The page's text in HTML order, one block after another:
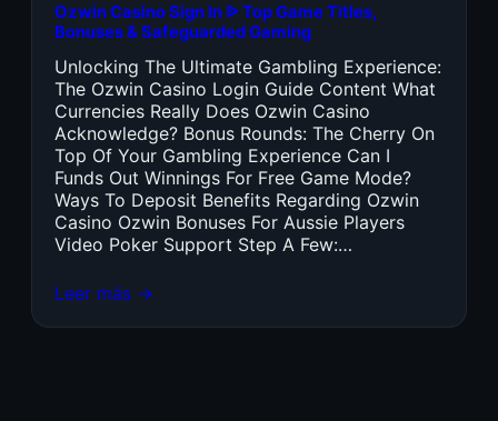
Ozwin Casino Sign In ᐉ Top Game Titles,
Bonuses & Safeguarded Gaming
Unlocking The Ultimate Gambling Experience:
The Ozwin Casino Login Guide Content What
Currencies Really Does Ozwin Casino
Acknowledge? Bonus Rounds: The Cherry On
Top Of Your Gambling Experience Can I
Funds Out Winnings For Free Game Mode?
Ways To Deposit Benefits Regarding Ozwin
Casino Ozwin Bonuses For Aussie Players
Video Poker Support Step A Few:…
Leer más →